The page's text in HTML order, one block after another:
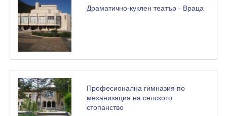
Драматично-куклен театър - Враца
Професионална гимназия по
механизация на селското
стопанство